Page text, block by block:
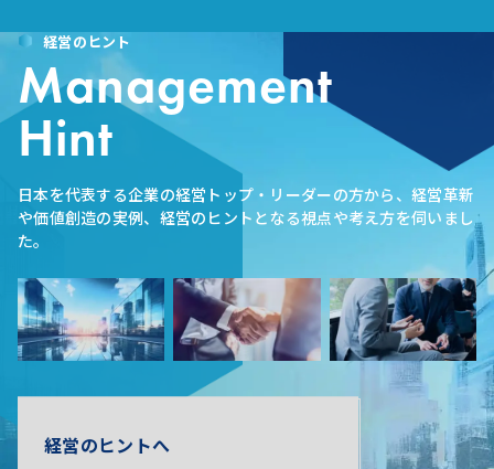
経営のヒント
Management
Hint
日本を代表する企業の経営トップ・リーダーの方から、経営革新
や価値創造の実例、経営のヒントとなる視点や考え方を伺いまし
た。
経営のヒントへ